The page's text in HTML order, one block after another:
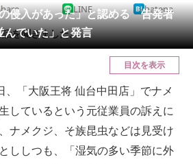
レンド
の未来
侵入があった」と認める 告発者
んでいた」と発言
LINE hatena
を聞きました。
目次を表示
「大阪王将 仙台中田店」でナメ
しているという元従業員の訴えに
ナメクジ、そ族昆虫などは見受け
ししつも、「湿気の多い季節に外